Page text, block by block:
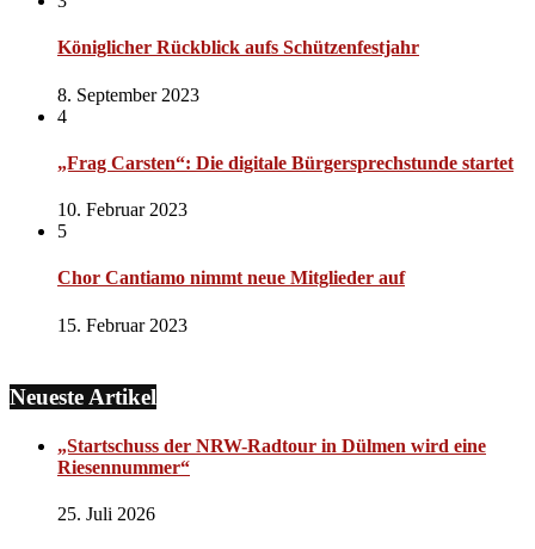
Königlicher Rückblick aufs Schützenfestjahr
8. September 2023
4
„Frag Carsten“: Die digitale Bürgersprechstunde startet
10. Februar 2023
5
Chor Cantiamo nimmt neue Mitglieder auf
15. Februar 2023
Neueste Artikel
„Startschuss der NRW-Radtour in Dülmen wird eine
Riesennummer“
25. Juli 2026